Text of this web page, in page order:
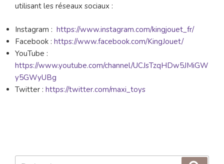
utilisant les réseaux sociaux :
Instagram : https://www.instagram.com/kingjouet_fr/
Facebook : https://www.facebook.com/KingJouet/
YouTube :
https://www.youtube.com/channel/UCJsTzqHDw5JMiGW
y5GWyUBg
Twitter : https://twitter.com/maxi_toys